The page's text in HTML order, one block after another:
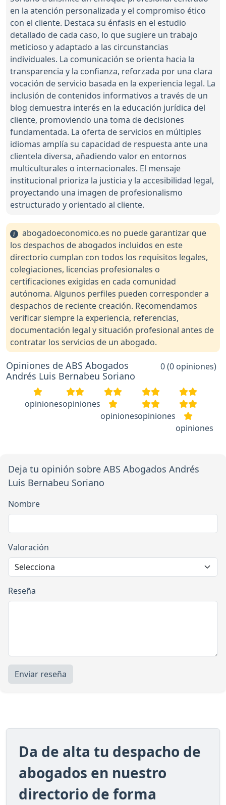
en la atención personalizada y el compromiso ético
con el cliente. Destaca su énfasis en el estudio
detallado de cada caso, lo que sugiere un trabajo
meticioso y adaptado a las circunstancias
individuales. La comunicación se orienta hacia la
transparencia y la confianza, reforzada por una clara
vocación de servicio basada en la experiencia legal. La
inclusión de contenidos informativos a través de un
blog demuestra interés en la educación jurídica del
cliente, promoviendo una toma de decisiones
fundamentada. La oferta de servicios en múltiples
idiomas amplía su capacidad de respuesta ante una
clientela diversa, añadiendo valor en entornos
multiculturales o internacionales. El mensaje
institucional prioriza la justicia y la accesibilidad legal,
proyectando una imagen de profesionalismo
estructurado y orientado al cliente.
abogadoeconomico.es no puede garantizar que
los despachos de abogados incluidos en este
directorio cumplan con todos los requisitos legales,
colegiaciones, licencias profesionales o
certificaciones exigidas en cada comunidad
autónoma. Algunos perfiles pueden corresponder a
despachos de reciente creación. Recomendamos
verificar siempre la experiencia, referencias,
documentación legal y situación profesional antes de
contratar los servicios de un abogado.
Opiniones de ABS Abogados
Andrés Luis Bernabeu Soriano
0 (0 opiniones)
opinionesopiniones
opinionesopiniones
opiniones
Deja tu opinión sobre ABS Abogados Andrés
Luis Bernabeu Soriano
Nombre
Valoración
Reseña
Enviar reseña
Da de alta tu despacho de
abogados en nuestro
directorio de forma